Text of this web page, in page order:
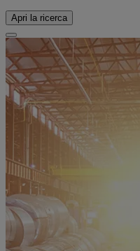
Apri la ricerca